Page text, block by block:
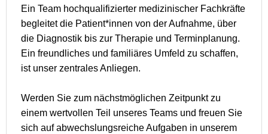
Ein Team hochqualifizierter medizinischer Fachkräfte
begleitet die Patient*innen von der Aufnahme, über
die Diagnostik bis zur Therapie und Terminplanung.
Ein freundliches und familiäres Umfeld zu schaffen,
ist unser zentrales Anliegen.
Werden Sie zum nächstmöglichen Zeitpunkt zu
einem wertvollen Teil unseres Teams und freuen Sie
sich auf abwechslungsreiche Aufgaben in unserem